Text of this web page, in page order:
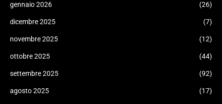
gennaio 2026 (26)
dicembre 2025 (7)
novembre 2025 (12)
ottobre 2025 (44)
settembre 2025 (92)
agosto 2025 (17)